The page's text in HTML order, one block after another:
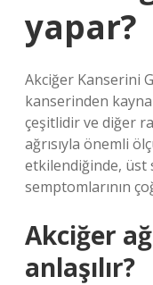
yapar?
Akciğer Kanserini
kanserinden
çeşitlidir ve diğer
ağrısıyla önemli
etkilendiğinde, üst
semptomlarının
Akciğer
anlaşılır?